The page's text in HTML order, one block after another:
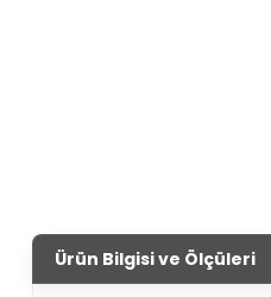
Ürün Bilgisi ve Ölçüleri